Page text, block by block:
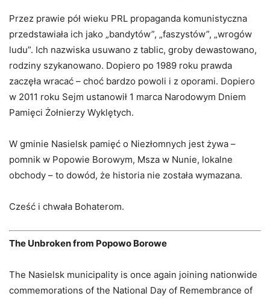
Przez prawie pół wieku PRL propaganda komunistyczna
przedstawiała ich jako „bandytów”, „faszystów”, „wrogów
ludu”. Ich nazwiska usuwano z tablic, groby dewastowano,
rodziny szykanowano. Dopiero po 1989 roku prawda
zaczęła wracać – choć bardzo powoli i z oporami. Dopiero
w 2011 roku Sejm ustanowił 1 marca Narodowym Dniem
Pamięci Żołnierzy Wyklętych.
W gminie Nasielsk pamięć o Niezłomnych jest żywa –
pomnik w Popowie Borowym, Msza w Nunie, lokalne
obchody – to dowód, że historia nie została wymazana.
Cześć i chwała Bohaterom.
The Unbroken from Popowo Borowe
The Nasielsk municipality is once again joining nationwide
commemorations of the National Day of Remembrance of